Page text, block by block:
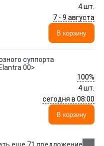
4 шт.
7 - 9 августа
В корзину
суппорта
00>
100%
4 шт.
сегодня в 08:00
В корзину